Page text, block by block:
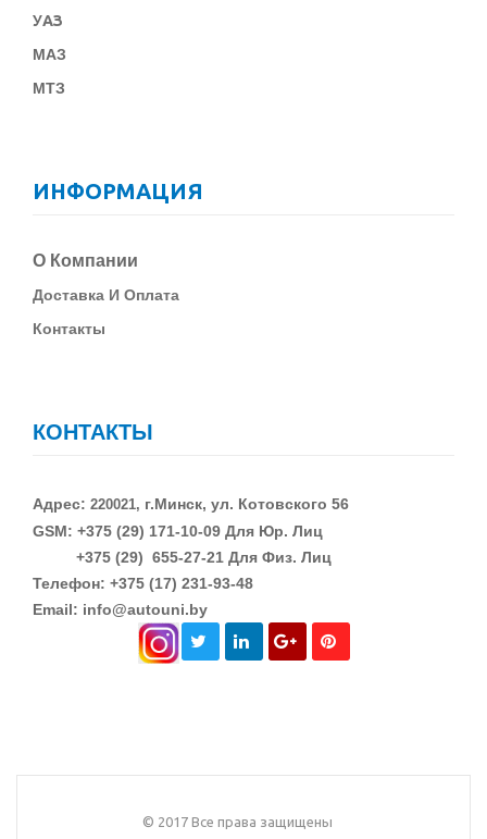
УАЗ
МАЗ
МТЗ
ИНФОРМАЦИЯ
О Компании
ДОставка И Оплата
Контакты
КОНТАКТЫ
Адрес: 220021, г.Минск, ул. Котовского 56
GSM: +375 (29) 171-10-09 Для Юр. Лиц
+375 (29) 655-27-21 Для Физ. Лиц
Телефон: +375 (17) 231-93-48
Email: info@autouni.by
© 2017 Все права защищены